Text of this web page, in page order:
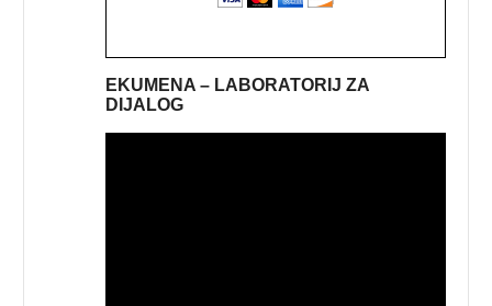
EKUMENA – LABORATORIJ ZA
DIJALOG